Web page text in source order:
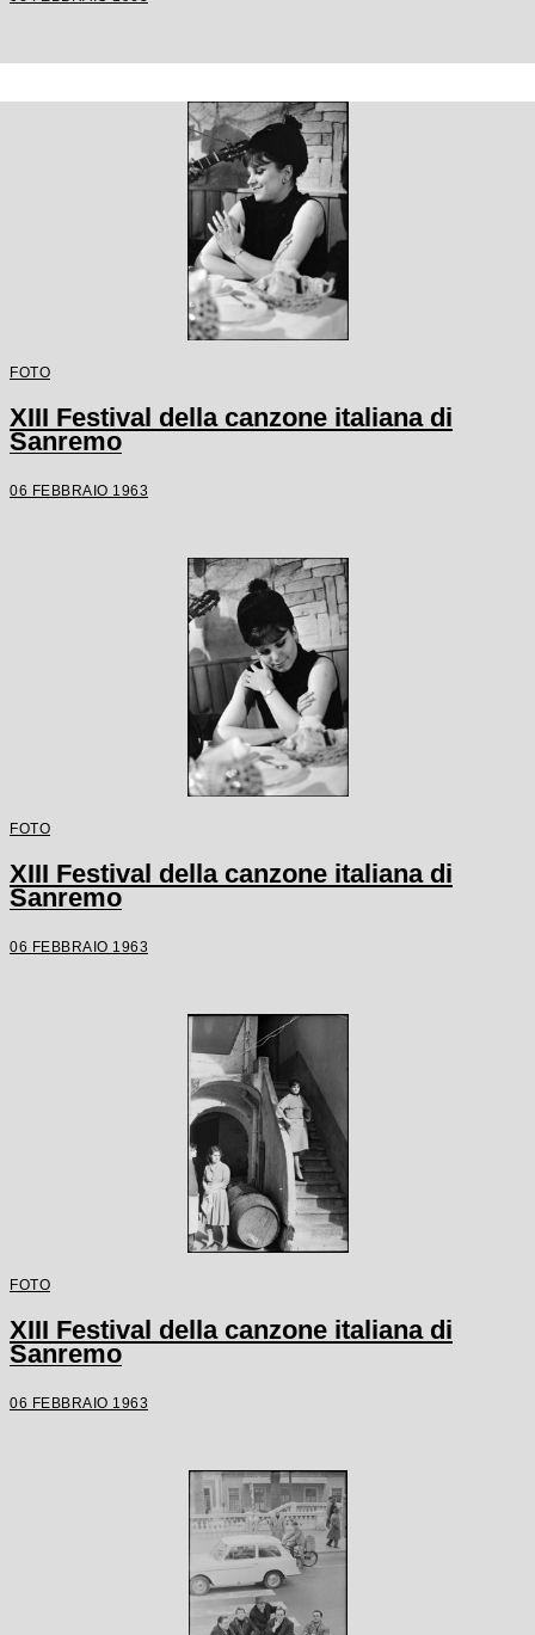
FOTO
XIII Festival della canzone italiana di
Sanremo
06 FEBBRAIO 1963
FOTO
XIII Festival della canzone italiana di
Sanremo
06 FEBBRAIO 1963
FOTO
XIII Festival della canzone italiana di
Sanremo
06 FEBBRAIO 1963